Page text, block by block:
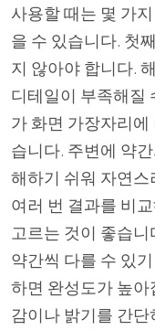
사용할 때는 몇 가
을 수 있습니다. 첫
지 않아야 합니다.
디테일이 부족해질
가 화면 가장자리
습니다. 주변에 약
해하기 쉬워 자연
여러 번 결과를 비
고르는 것이 좋습
약간씩 다를 수 있
하면 완성도가 높아
감이나 밝기를 간